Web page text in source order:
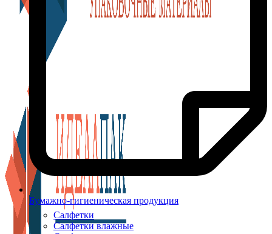
Бумажно-гигиеническая продукция
Салфетки
Салфетки влажные